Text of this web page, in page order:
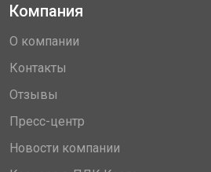
Компания
О компании
Контакты
Отзывы
Пресс-центр
Новости компании